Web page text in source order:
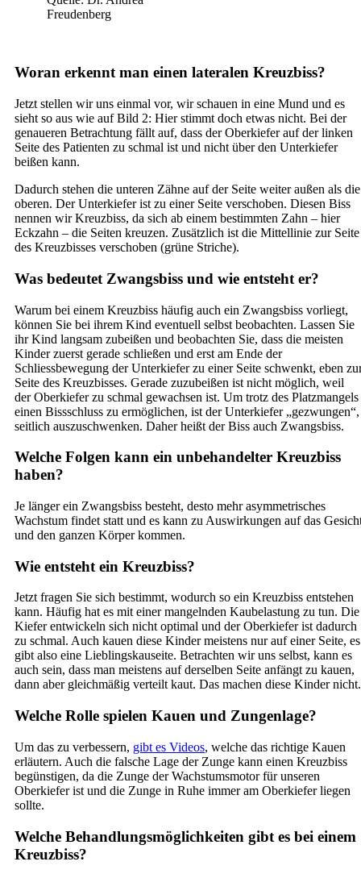
Freudenberg
Woran erkennt man einen lateralen Kreuzbiss?
Jetzt stellen wir uns einmal vor, wir schauen in eine Mund und es
sieht so aus wie auf Bild 2: Hier stimmt doch etwas nicht. Bei der
genaueren Betrachtung fällt auf, dass der Oberkiefer auf der linken
Seite des Patienten zu schmal ist und nicht über den Unterkiefer
beißen kann.
Dadurch stehen die unteren Zähne auf der Seite weiter außen als die
oberen. Der Unterkiefer ist zu einer Seite verschoben. Diesen Biss
nennen wir Kreuzbiss, da sich ab einem bestimmten Zahn – hier
Eckzahn – die Seiten kreuzen. Zusätzlich ist die Mittellinie zur Seite
des Kreuzbisses verschoben (grüne Striche).
Was bedeutet Zwangsbiss und wie entsteht er?
Warum bei einem Kreuzbiss häufig auch ein Zwangsbiss vorliegt,
können Sie bei ihrem Kind eventuell selbst beobachten. Lassen Sie
ihr Kind langsam zubeißen und beobachten Sie, dass die meisten
Kinder zuerst gerade schließen und erst am Ende der
Schliessbewegung der Unterkiefer zu einer Seite schwenkt, eben
Seite des Kreuzbisses. Gerade zuzubeißen ist nicht möglich, weil
der Oberkiefer zu schmal gewachsen ist. Um trotz des Platzmangels
einen Bissschluss zu ermöglichen, ist der Unterkiefer „gezwungen“,
seitlich auszuschwenken. Daher heißt der Biss auch Zwangsbiss.
Welche Folgen kann ein unbehandelter Kreuzbiss
haben?
Je länger ein Zwangsbiss besteht, desto mehr asymmetrisches
Wachstum findet statt und es kann zu Auswirkungen auf das
und den ganzen Körper kommen.
Wie entsteht ein Kreuzbiss?
Jetzt fragen Sie sich bestimmt, wodurch so ein Kreuzbiss entstehen
kann. Häufig hat es mit einer mangelnden Kaubelastung zu tun. Die
Kiefer entwickeln sich nicht optimal und der Oberkiefer ist dadurch
zu schmal. Auch kauen diese Kinder meistens nur auf einer Seite, es
gibt also eine Lieblingskauseite. Betrachten wir uns selbst, kann es
auch sein, dass man meistens auf derselben Seite anfängt zu kauen,
dann aber gleichmäßig verteilt kaut. Das machen diese Kinder nicht.
Welche Rolle spielen Kauen und Zungenlage?
Um das zu verbessern, gibt es Videos, welche das richtige Kauen
erläutern. Auch die falsche Lage der Zunge kann einen Kreuzbiss
begünstigen, da die Zunge der Wachstumsmotor für unseren
Oberkiefer ist und die Zunge in Ruhe immer am Oberkiefer liegen
sollte.
Welche Behandlungsmöglichkeiten gibt es bei einem
Kreuzbiss?